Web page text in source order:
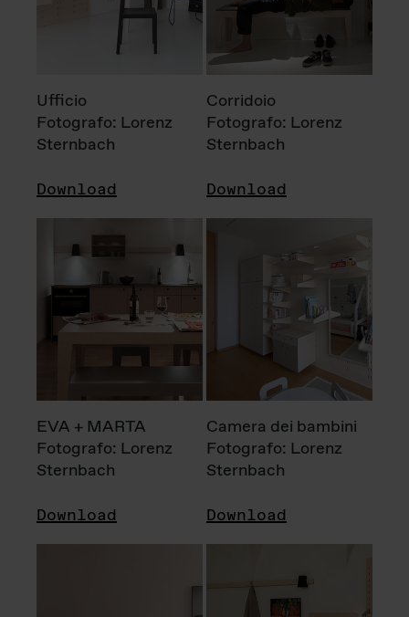
Ufficio
Fotografo: Lorenz
Sternbach
Download
Corridoio
Fotografo: Lorenz
Sternbach
Download
EVA + MARTA
Fotografo: Lorenz
Sternbach
Download
Camera dei bambini
Fotografo: Lorenz
Sternbach
Download